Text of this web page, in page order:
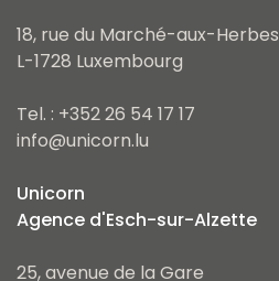
18, rue du Marché-aux-Herbes
L-1728 Luxembourg
Tel. : +352 26 54 17 17
info@unicorn.lu
Unicorn
Agence d'Esch-sur-Alzette
25, avenue de la Gare